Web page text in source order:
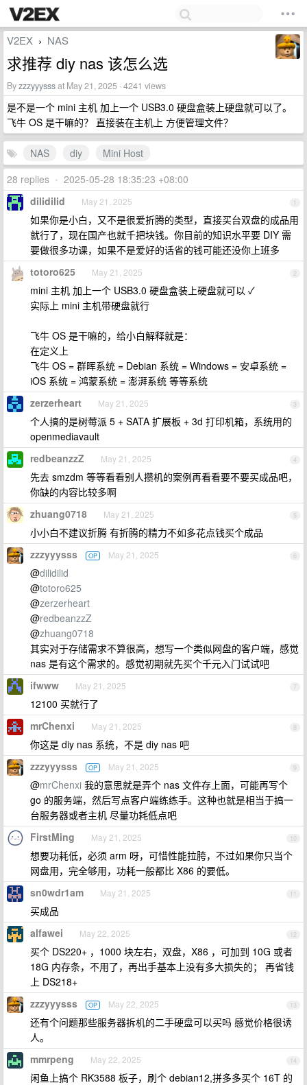
V2EX › NAS
求推荐 diy nas 该怎么选
Byzzzyyysssat May 21, 2025 · 4241 views
是不是一个 mini 主机 加上一个 USB3.0 硬盘盒装上硬盘就可以了。
飞牛 OS 是干嘛的？ 直接装在主机上 方便管理文件？
NAS diy
Mini Host
28 replies • 2025-05-28 18:35:23 +08:00
1
dilidilid May 21, 2025
如果你是小白，又不是很爱折腾的类型，直接买台双盘的成品用
就行了，现在国产也就千把块钱。你目前的知识水平要 DIY 需
要做很多功课，如果不是爱好的话省的钱可能还没你上班多
2
totoro625 May 21, 2025
mini 主机 加上一个 USB3.0 硬盘盒装上硬盘就可以 ✓
实际上 mini 主机带硬盘就行
飞牛 OS 是干嘛的，给小白解释就是：
在定义上
飞牛 OS = 群晖系统 = Debian 系统 = Windows = 安卓系统 =
iOS 系统 = 鸿蒙系统 = 澎湃系统 等等系统
3
zerzerheart May 21, 2025
个人搞的是树莓派 5 + SATA 扩展板 + 3d 打印机箱，系统用的
openmediavault
4
redbeanzzZ May 21, 2025
先去 smzdm 等等看看别人攒机的案例再看看要不要买成品吧，
你缺的内容比较多啊
5
zhuang0718 May 21, 2025
小小白不建议折腾 有折腾的精力不如多花点钱买个成品
6
zzzyyysss OP May 21, 2025
@dilidilid
@totoro625
@zerzerheart
@redbeanzzZ
@zhuang0718
其实对于存储需求不算很高，想写一个类似网盘的客户端，感觉
nas 是有这个需求的。感觉初期就先买个千元入门试试吧
7
ifwww May 21, 2025
12100 买就行了
8
mrChenxi May 21, 2025
你这是 diy nas 系统，不是 diy nas 吧
9
zzzyyysss OP May 21, 2025
@mrChenxi 我的意思就是弄个 nas 文件存上面，可能再写个
go 的服务端，然后写点客户端练练手。这种也就是相当于搞一
台服务器或者主机 尽量功耗低点吧
10
FirstMing May 21, 2025
想要功耗低，必须 arm 呀，可惜性能拉胯，不过如果你只当个
网盘用，完全够用，功耗一般都比 X86 的要低。
11
sn0wdr1am May 21, 2025
买成品
12
alfawei May 22, 2025
买个 DS220+ ，1000 块左右，双盘，X86 ，可加到 10G 或者
18G 内存条，不用了，再出手基本上没有多大损失的； 再省钱
上 DS218+
13
zzzyyysss OP May 22, 2025
还有个问题那些服务器拆机的二手硬盘可以买吗 感觉价格很诱
人。
14
mmrpeng May 22, 2025
闲鱼上搞个 RK3588 板子，刷个 debian12,拼多多买个 16T 的